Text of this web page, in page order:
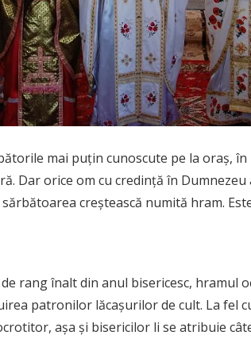
mai puțin cunoscute pe la oraș, în
Dar orice om cu credință în
creștească numită hram.
rang înalt din anul bisericesc, hramul
patronilor lăcașurilor de cult. La fel
așa și bisericilor li se atribuie